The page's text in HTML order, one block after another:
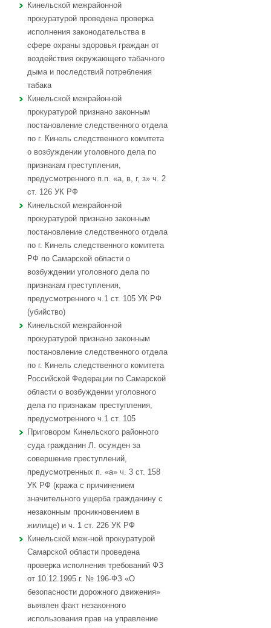
Кинельской межрайонной
прокуратурой проведена проверка
исполнения законодательства в
сфере охраны здоровья граждан от
воздействия окружающего табачного
дыма и последствий потребления
табака
Кинельской межрайонной
прокуратурой признано законным
постановление следственного отдела
по г. Кинель следственного комитета
о возбуждении уголовного дела по
признакам преступления,
предусмотренного п.п. «а, в, г, з» ч. 2
ст. 126 УК РФ
Кинельской межрайонной
прокуратурой признано законным
постановление следственного отдела
по г. Кинель следственного комитета
РФ по Самарской области о
возбуждении уголовного дела по
признакам преступления,
предусмотренного ч.1 ст. 105 УК РФ
(убийство)
Кинельской межрайонной
прокуратурой признано законным
постановление следственного отдела
по г. Кинель следственного комитета
Российской Федерации по Самарской
области о возбуждении уголовного
дела по признакам преступления,
предусмотренного ч.1 ст. 105
Приговором Кинельского районного
суда гражданин Л. осужден за
совершение преступлений,
предусмотренных п. «а» ч. 3 ст. 158
УК РФ (кража с причинением
значительного ущерба гражданину с
незаконным проникновением в
жилище) и ч. 1 ст. 226 УК РФ
Кинельской меж-ной прокуратурой
Самарской области проведена
проверка исполнения требований ФЗ
от 10.12.1995 г. № 196-ФЗ «О
безопасности дорожного движения»
выявлен факт незаконного
использования прав на управление